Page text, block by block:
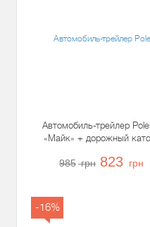
Автомобиль-трейлер
«Майк» + дорожный
985 грн 823 грн
-16%